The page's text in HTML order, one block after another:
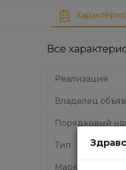
Все
Реализация
Владелец
Порядковый
Тип
Марка